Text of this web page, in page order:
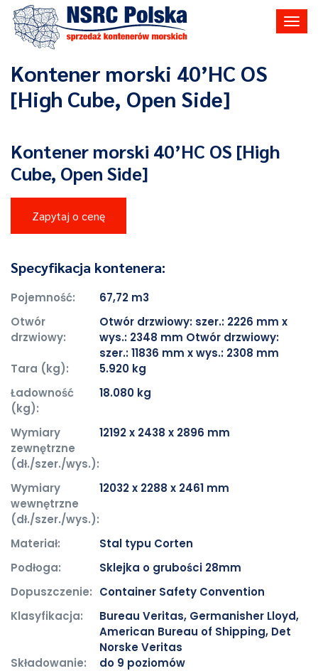
Kontener morski 40’HC OS
[High Cube, Open Side]
Kontener morski 40’HC OS [High
Cube, Open Side]
Zapytaj o cenę
Specyfikacja kontenera:
Pojemność:
67,72 m3
Otwór
drzwiowy:
Otwór drzwiowy: szer.: 2226 mm x
wys.: 2348 mm Otwór drzwiowy:
szer.: 11836 mm x wys.: 2308 mm
Tara (kg):
5.920 kg
Ładowność
(kg):
18.080 kg
Wymiary
zewnętrzne
(dł./szer./wys.):
12192 x 2438 x 2896 mm
Wymiary
wewnętrzne
(dł./szer./wys.):
12032 x 2288 x 2461 mm
Materiał:
Stal typu Corten
Podłoga:
Sklejka o grubości 28mm
Dopuszczenie: Container Safety Convention
Klasyfikacja:
Bureau Veritas, Germanisher Lloyd,
American Bureau of Shipping, Det
Norske Veritas
Składowanie:
do 9 poziomów